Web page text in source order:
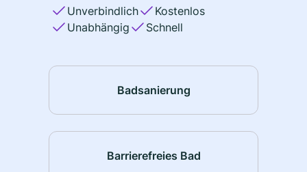
Unverbindlich
Kostenlos
Unabhängig
Schnell
Badsanierung
Barrierefreies Bad